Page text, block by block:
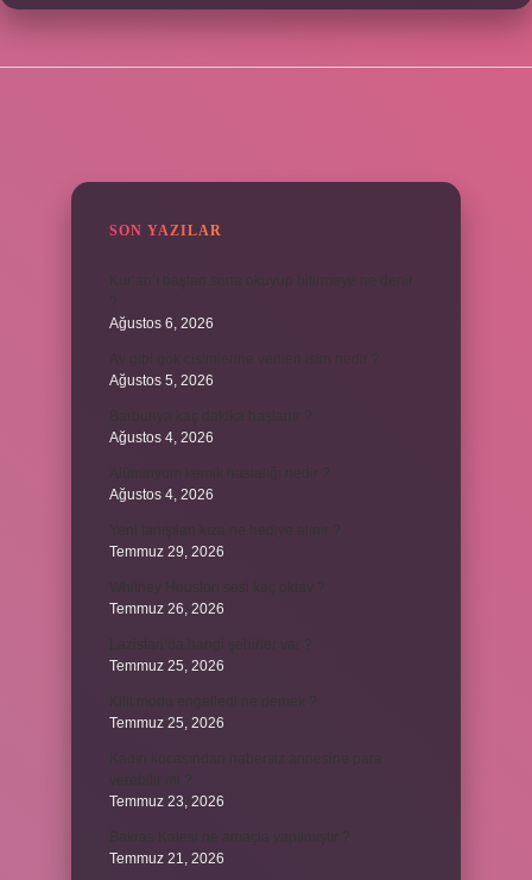
SON YAZILAR
Kur’an’ı baştan sona okuyup bitirmeye ne denir
Ağustos 6, 2026
Ağustos 5, 2026
Ağustos 4, 2026
Ağustos 4, 2026
Temmuz 29, 2026
Temmuz 26, 2026
Temmuz 25, 2026
Temmuz 25, 2026
Temmuz 23, 2026
Temmuz 21, 2026